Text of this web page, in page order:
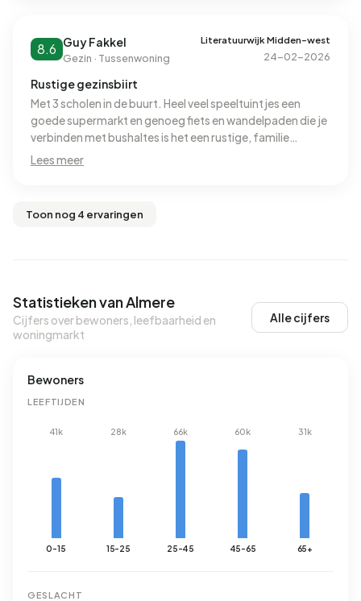
8.6 Guy Fakkel
Gezin · Tussenwoning
Literatuurwijk Midden-west
24-02-2026
Rustige gezinsbiirt
Met 3 scholen in de buurt. Heel veel speeltuintjes een
goede supermarkt en genoeg fiets en wandelpaden die je
verbinden met bushaltes is het een rustige, familie
vriendelijke gezinsbuurt. Binnen 3min op de snelweg en
Lees meer
Toon nog 4 ervaringen
Statistieken van Almere
Cijfers over bewoners, leefbaarheid en
woningmarkt
Alle cijfers
Bewoners
LEEFTIJDEN
41k
0-15
28k
15-25
66k
25-45
60k
45-65
31k
65+
GESLACHT